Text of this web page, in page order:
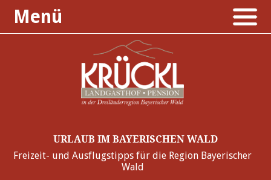
Menü
URLAUB IM BAYERISCHEN WALD
Freizeit- und Ausflugstipps für die Region Bayerischer
Wald